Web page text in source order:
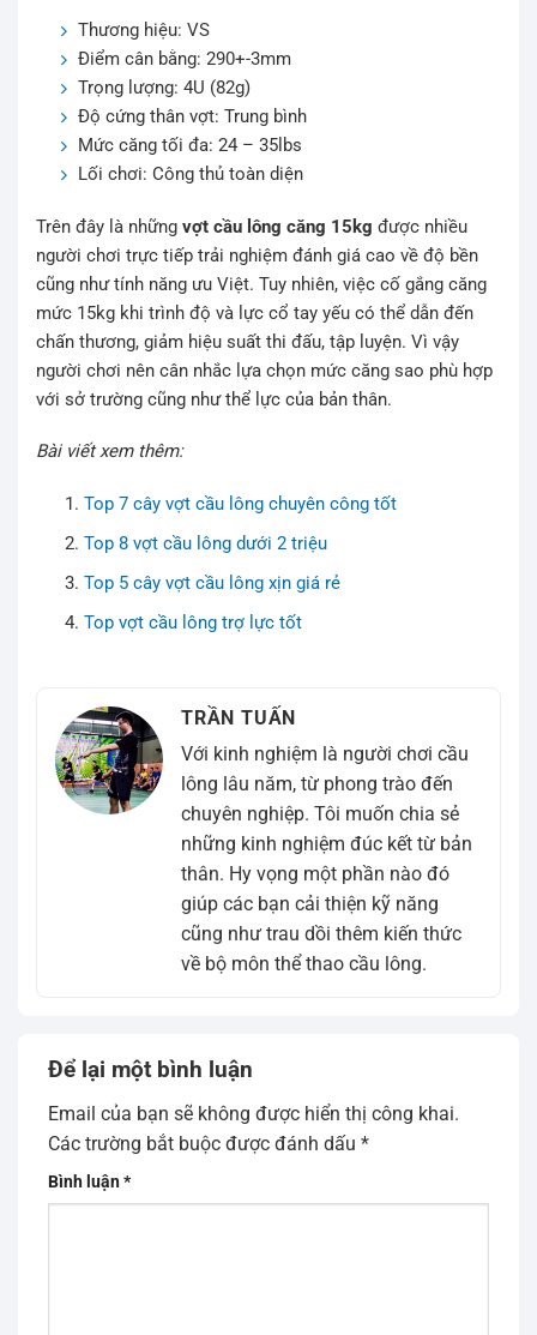
Thương hiệu: VS
Điểm cân bằng: 290+-3mm
Trọng lượng: 4U (82g)
Độ cứng thân vợt: Trung bình
Mức căng tối đa: 24 – 35lbs
Lối chơi: Công thủ toàn diện
Trên đây là những vợt cầu lông căng 15kg được nhiều
người chơi trực tiếp trải nghiệm đánh giá cao về độ bền
cũng như tính năng ưu Việt. Tuy nhiên, việc cố gắng căng
mức 15kg khi trình độ và lực cổ tay yếu có thể dẫn đến
chấn thương, giảm hiệu suất thi đấu, tập luyện. Vì vậy
người chơi nên cân nhắc lựa chọn mức căng sao phù hợp
với sở trường cũng như thể lực của bản thân.
Bài viết xem thêm:
Top 7 cây vợt cầu lông chuyên công tốt
Top 8 vợt cầu lông dưới 2 triệu
Top 5 cây vợt cầu lông xịn giá rẻ
Top vợt cầu lông trợ lực tốt
TRẦN TUẤN
Với kinh nghiệm là người chơi cầu
lông lâu năm, từ phong trào đến
chuyên nghiệp. Tôi muốn chia sẻ
những kinh nghiệm đúc kết từ bản
thân. Hy vọng một phần nào đó
giúp các bạn cải thiện kỹ năng
cũng như trau dồi thêm kiến thức
về bộ môn thể thao cầu lông.
Để lại một bình luận
Email của bạn sẽ không được hiển thị công khai.
Các trường bắt buộc được đánh dấu *
Bình luận*